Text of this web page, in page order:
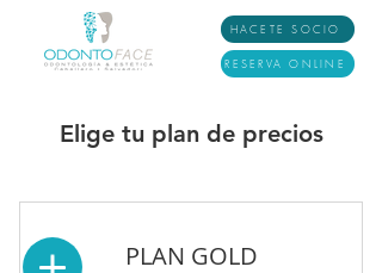
HACETE SOCIO
RESERVA ONLINE
Elige tu plan de precios
PLAN GOLD